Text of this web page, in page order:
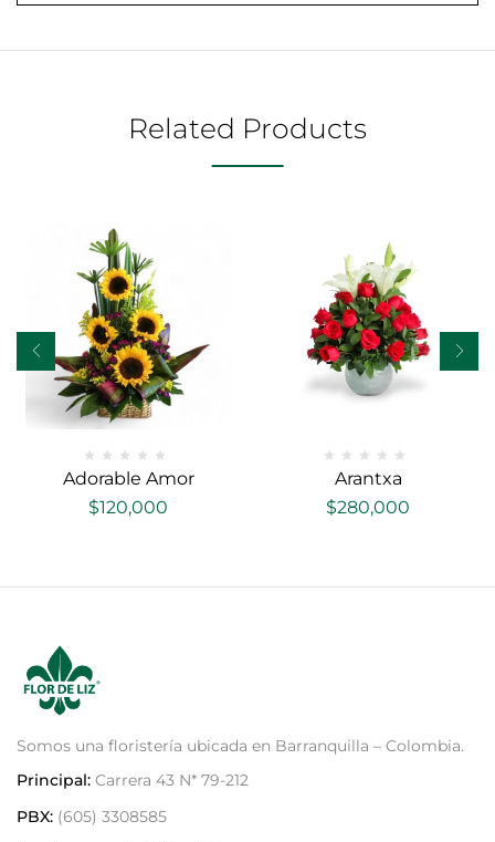
Related Products
Adorable Amor
$120,000
Arantxa
$280,000
Somos una floristería ubicada en Barranquilla – Colombia.
Principal: Carrera 43 N* 79-212
PBX: (605) 3308585